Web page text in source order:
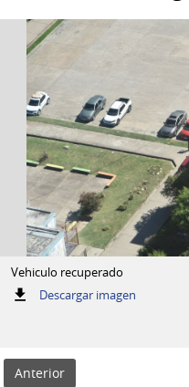
Vehiculo recuperado
Descargar imagen:
Anterior